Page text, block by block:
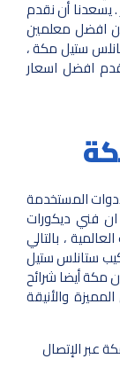
. يسعدنا أن نقدم
افضل معلمين
ستيل مكة ،
افضل اسعار
المستخدمة
فني ديكورات
، بالتالي
ستانلس ستيل
مكة أيضا شرائح
والأنيقة
عبر الإتصال